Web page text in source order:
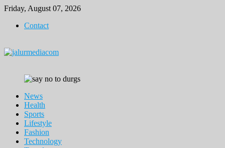
Skip
content
Friday, August 07, 2026
Contact
News
Health
Sports
Lifestyle
Fashion
Technology